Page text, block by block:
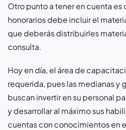
Otro punto a tener en cuenta
honorarios debe incluir el
que deberás distribuirles
consulta.
Hoy en día, el área de
requerida, pues las medianas y
buscan invertir en su personal
y desarrollar al máximo sus
cuentas con conocimientos en